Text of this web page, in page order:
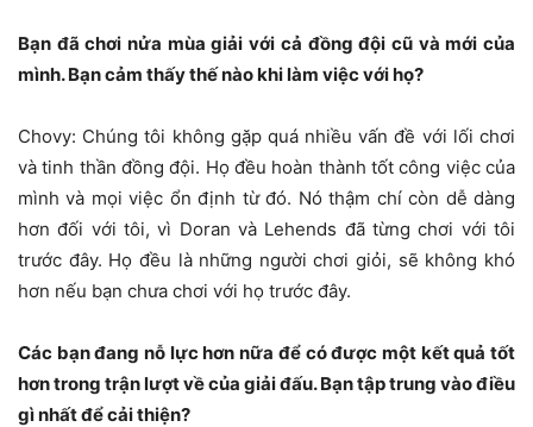
Bạn đã chơi nửa mùa giải với cả đồng đội cũ và mới của
mình. Bạn cảm thấy thế nào khi làm việc với họ?
Chovy: Chúng tôi không gặp quá nhiều vấn đề với lối chơi
và tinh thần đồng đội. Họ đều hoàn thành tốt công việc của
mình và mọi việc ổn định từ đó. Nó thậm chí còn dễ dàng
hơn đối với tôi, vì Doran và Lehends đã từng chơi với tôi
trước đây. Họ đều là những người chơi giỏi, sẽ không khó
hơn nếu bạn chưa chơi với họ trước đây.
Các bạn đang nỗ lực hơn nữa để có được một kết quả tốt
hơn trong trận lượt về của giải đấu. Bạn tập trung vào điều
gì nhất để cải thiện?